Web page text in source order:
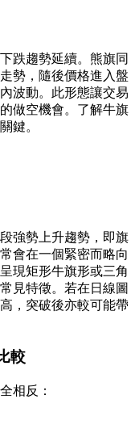
跌趨勢延續。熊旗同
勢，隨後價格進入盤
波動。此形態讓交易
做空機會。了解牛旗
鍵。
強勢上升趨勢，即旗
會在一個緊密而略向
現矩形牛旗形或三角
見特徵。若在日線圖
，突破後亦較可能帶
較
相反：